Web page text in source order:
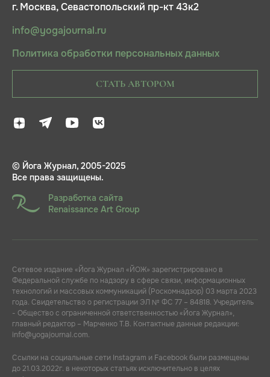
г. Москва, Севастопольский пр-кт 43к2
info@yogajournal.ru
Политика обработки персональных данных
СТАТЬ АВТОРОМ
© Йога Журнал, 2005-2025
Все права защищены.
Разработка сайта
Renaissance Art Group
Сетевое издание «Йога Журнал «ЙОЖ» зарегистрировано в
Федеральной службе по надзору в сфере связи, информационных
технологий и массовых коммуникаций (Роскомнадзор) 03 марта 2023
года. Свидетельство о регистрации ЭЛ № ФС 77 – 84818. Учредитель
- Общество с ограниченной ответственностью «Йога Журнал»,
главный редактор – Марченко Т.В. Контактные данные редакции:
info@yogajournal.com.
Ссылки на социальные сети Instagram и Facebook были размещены
до 21.03.2022г. в некоторых статьях исключительно в целях